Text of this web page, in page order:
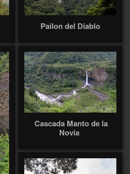
Pailon del Diablo
Cascada Manto de la
Novia